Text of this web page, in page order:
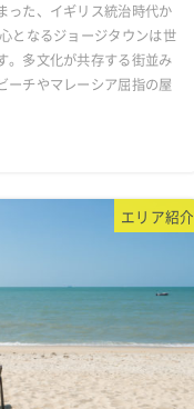
った、イギリス統治時代か
となるジョージタウンは世
。多文化が共存する街並み
チやマレーシア屈指の屋
エリア紹介